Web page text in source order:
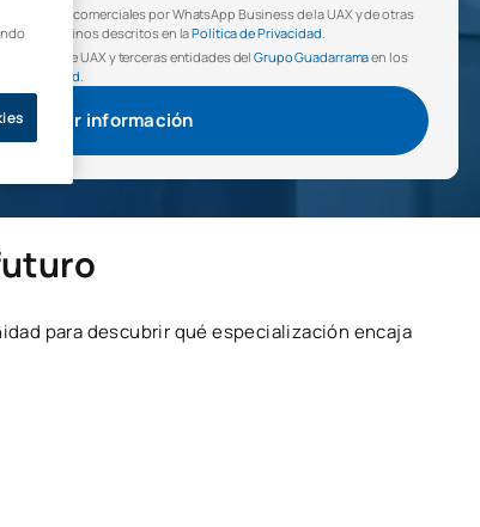
comerciales por WhatsApp Business de la UAX y de otras
en los términos descritos en laPolítica de Privacidad.
de UAX y terceras entidades delGrupo Guadarramaen los
Privacidad.
Solicitar información
para descubrir qué especialización encaja